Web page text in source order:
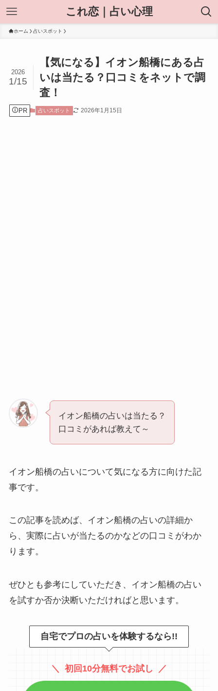
これ恋｜占い心理
ホーム 占いスポット
【気になる】イオン船橋にある占
いは当たる？口コミをネットで調
査！
2026
1/15
PR 占いスポット 2026年1月15日
イオン船橋の占いは当たる？
口コミがあれば教えて～
イオン船橋の占いについて気になる方に向けた記
事です。
この記事を読めば、イオン船橋の占いの詳細か
ら、実際に占いが当たるのかなどの口コミがわか
ります。
ぜひとも参考にしていただき、イオン船橋の占い
を試すか否か決断いただければと思います。
自宅でプロの占いを体験するなら!!
＼ 初回10分無料でお試し ／